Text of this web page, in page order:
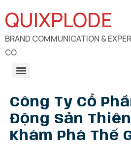
QUIXPLODE
BRAND COMMUNICATION &
CO.
Công Ty Cổ
Động Sản
Khám Phá Thế